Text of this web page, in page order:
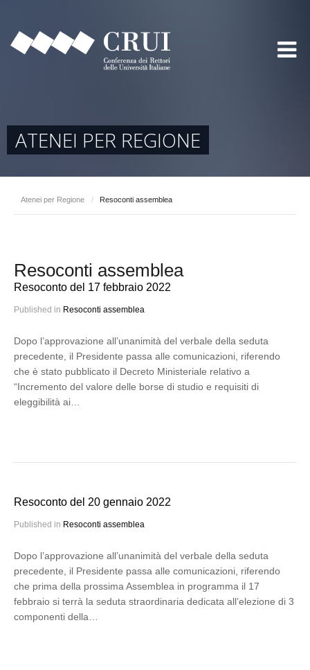
ATENEI PER REGIONE
Atenei per Regione / Resoconti assemblea
Resoconti assemblea
Resoconto del 17 febbraio 2022
Published in Resoconti assemblea
Dopo l’approvazione all’unanimità del verbale della seduta
precedente, il Presidente passa alle comunicazioni, riferendo
che è stato pubblicato il Decreto Ministeriale relativo a
“Incremento del valore delle borse di studio e requisiti di
eleggibilità ai…
Resoconto del 20 gennaio 2022
Published in Resoconti assemblea
Dopo l’approvazione all’unanimità del verbale della seduta
precedente, il Presidente passa alle comunicazioni, riferendo
che prima della prossima Assemblea in programma il 17
febbraio si terrà la seduta straordinaria dedicata all’elezione di 3
componenti della…